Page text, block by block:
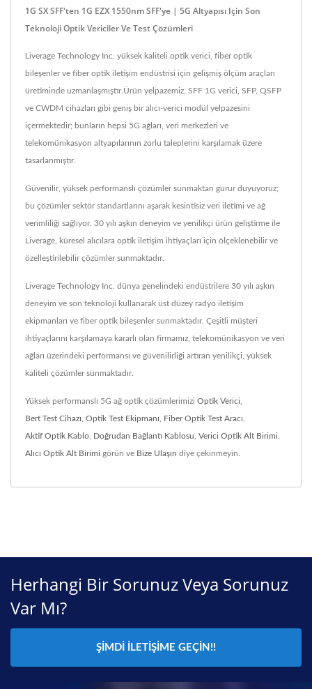
1G SX SFF'ten 1G EZX 1550nm SFF'ye | 5G Altyapısı Için Son
Teknoloji Optik Vericiler Ve Test Çözümleri
Liverage Technology Inc. yüksek kaliteli optik verici, fiber optik
bileşenler ve fiber optik iletişim endüstrisi için gelişmiş ölçüm araçları
üretiminde uzmanlaşmıştır.Ürün yelpazemiz, SFF 1G verici, SFP, QSFP
ve CWDM cihazları gibi geniş bir alıcı-verici modül yelpazesini
içermektedir; bunların hepsi 5G ağları, veri merkezleri ve
telekomünikasyon altyapılarının zorlu taleplerini karşılamak üzere
tasarlanmıştır.
Güvenilir, yüksek performanslı çözümler sunmaktan gurur duyuyoruz;
bu çözümler sektör standartlarını aşarak kesintisiz veri iletimi ve ağ
verimliliği sağlıyor. 30 yılı aşkın deneyim ve yenilikçi ürün geliştirme ile
Liverage, küresel alıcılara optik iletişim ihtiyaçları için ölçeklenebilir ve
özelleştirilebilir çözümler sunmaktadır.
Liverage Technology Inc. dünya genelindeki endüstrilere 30 yılı aşkın
deneyim ve son teknoloji kullanarak üst düzey radyo iletişim
ekipmanları ve fiber optik bileşenler sunmaktadır. Çeşitli müşteri
ihtiyaçlarını karşılamaya kararlı olan firmamız, telekomünikasyon ve veri
ağları üzerindeki performansı ve güvenilirliği artıran yenilikçi, yüksek
kaliteli çözümler sunmaktadır.
Yüksek performanslı 5G ağ optik çözümlerimizi Optik Verici,
Bert Test Cihazı, Optik Test Ekipmanı, Fiber Optik Test Aracı,
Aktif Optik Kablo, Doğrudan Bağlantı Kablosu, Verici Optik Alt Birimi,
Alıcı Optik Alt Birimi görün ve Bize Ulaşın diye çekinmeyin.
Herhangi Bir Sorunuz Veya Sorunuz
Var Mı?
ŞIMDI İLETIŞIME GEÇIN!!